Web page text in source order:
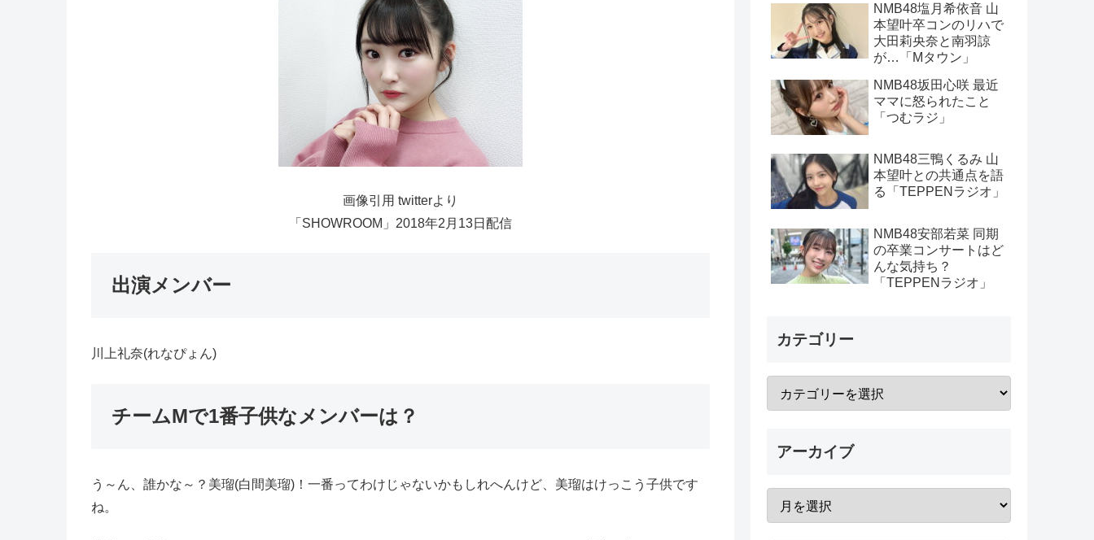
画像引用 twitterより
「SHOWROOM」2018年2月13日配信
出演メンバー
川上礼奈(れなぴょん)
チームMで1番子供なメンバーは？
う～ん、誰かな～？美瑠(白間美瑠)！一番ってわけじゃないかもしれへんけど、美瑠はけっこう子供です
ね。
NMB48塩月希依音 山
本望叶卒コンのリハで
大田莉央奈と南羽諒
が…「Mタウン」
NMB48坂田心咲 最近
ママに怒られたこと
「つむラジ」
NMB48三鴨くるみ 山
本望叶との共通点を語
る「TEPPENラジオ」
NMB48安部若菜 同期
の卒業コンサートはど
んな気持ち？
「TEPPENラジオ」
カテゴリー
アーカイブ